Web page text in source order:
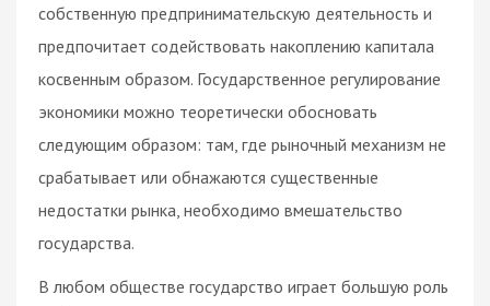
собственную предпринимательскую деятельность и
предпочитает содействовать накоплению капитала
косвенным образом. Государственное регулирование
экономики можно теоретически обосновать
следующим образом: там, где рыночный механизм не
срабатывает или обнажаются существенные
недостатки рынка, необходимо вмешательство
государства.
В любом обществе государство играет большую роль